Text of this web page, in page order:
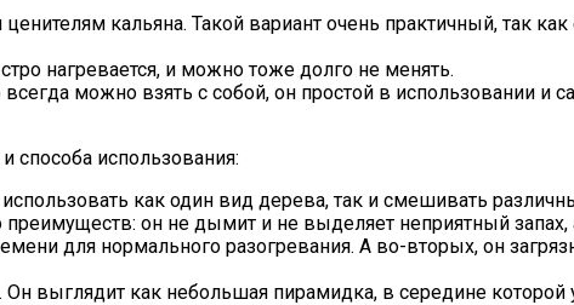
кальяна. Такой вариант очень практичный, так
нагревается, и можно тоже долго не менять.
можно взять с собой, он простой в использовании
способа использования:
как один вид дерева, так и смешивать
он не дымит и не выделяет неприятный запах,
для нормального разогревания. А во-вторых, он
выглядит как небольшая пирамидка, в середине которой